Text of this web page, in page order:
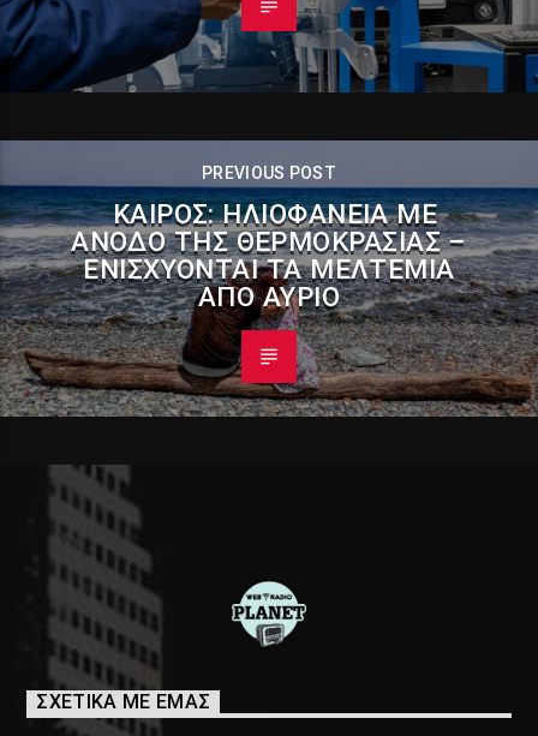
PREVIOUS POST
ΚΑΙΡΌΣ: ΗΛΙΟΦΆΝΕΙΑ ΜΕ
ΆΝΟΔΟ ΤΗΣ ΘΕΡΜΟΚΡΑΣΊΑΣ –
ΕΝΙΣΧΎΟΝΤΑΙ ΤΑ ΜΕΛΤΈΜΙΑ
ΑΠΌ ΑΎΡΙΟ
ΣΧΕΤΙΚΑ ΜΕ ΕΜΑΣ